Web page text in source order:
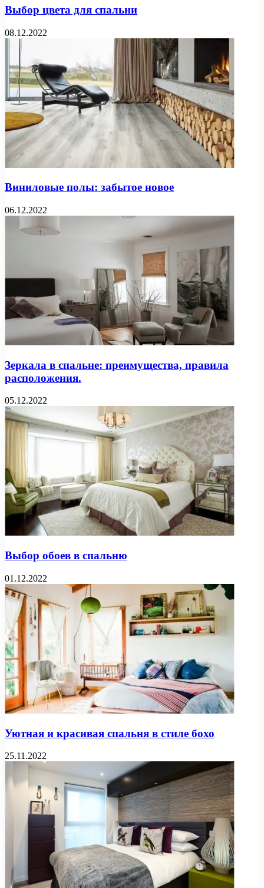
Выбор цвета для спальни
08.12.2022
Виниловые полы: забытое новое
06.12.2022
Зеркала в спальне: преимущества, правила
расположения.
05.12.2022
Выбор обоев в спальню
01.12.2022
Уютная и красивая спальня в стиле бохо
25.11.2022